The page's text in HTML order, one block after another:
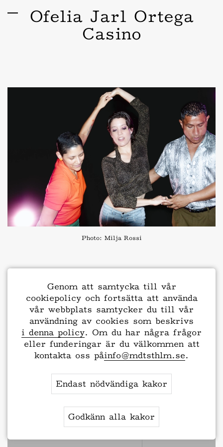
Ofelia Jarl Ortega
Casino
Photo: Milja Rossi
To 27.2.2025, 20:00-
21:00, MDT
Fr 28.2.2025, 20:00-
19:00, MDT
Biljetter
Genom att samtycka till vår
cookiepolicy och fortsätta att använda
vår webbplats samtycker du till vår
användning av cookies som beskrivs
i denna policy. Om du har några frågor
eller funderingar är du välkommen att
kontakta oss påinfo@mdtsthlm.se.
Endast nödvändiga kakor
Godkänn alla kakor